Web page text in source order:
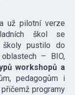
už pilotní verze
škol se
školy pustilo do
– BIO,
workshopů a
pedagogům i
programy